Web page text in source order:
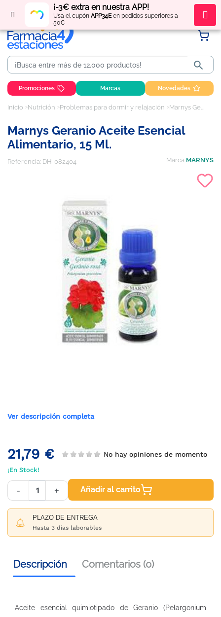
¡-3€ extra en nuestra APP!
Usa el cupón APP34Een pedidos superiores a
50€
Regístratey obténpuntos por tus compras

Promociones Marcas Novedades
Inicio Nutrición Problemas para dormir y relajación Marnys Geranio Aceite Esencial Alimentario, 15 ml.
Marnys Geranio Aceite Esencial
Alimentario, 15 Ml.
Referencia: DH-082404 Marca MARNYS
Ver descripción completa
21,79 € No hay opiniones de momento
¡En Stock!
- + Añadir al carrito
PLAZO DE ENTREGA
Hasta 3 días laborables
Descripción Comentarios (0)
Aceite esencial quimiotipado de Geranio (Pelargonium